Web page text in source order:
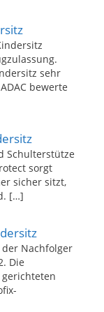
sehr
bewerte
Schulterstütze
sorgt
sicher sitzt,
[…]
der Nachfolger
Die